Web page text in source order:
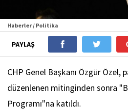
Haberler / Politika
PAYLAŞ
CHP Genel Başkanı Özgür Özel,
düzenlenen mitinginden sonra
Programı"na katıldı.